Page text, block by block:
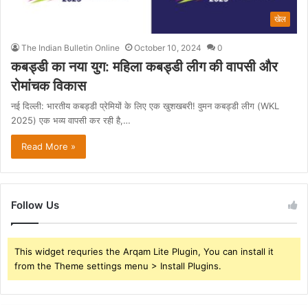
खेल
The Indian Bulletin Online October 10, 2024 0
कबड्डी का नया युग: महिला कबड्डी लीग की वापसी और
रोमांचक विकास
नई दिल्ली: भारतीय कबड्डी प्रेमियों के लिए एक खुशखबरी! वुमन कबड्डी लीग (WKL
2025) एक भव्य वापसी कर रही है,…
Read More »
Follow Us
This widget requries the Arqam Lite Plugin, You can install it
from the Theme settings menu > Install Plugins.